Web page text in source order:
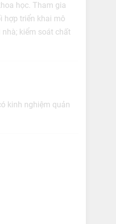
học. Tham gia
hợp triển khai mô
kiểm soát chất
kinh nghiệm quản